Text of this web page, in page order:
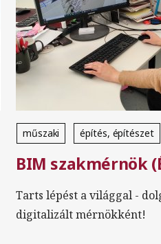
műszaki építés, építészet
Szakirányú továbbképzés
BIM szakmérnök
Tarts lépést a világgal -
digitalizált mérnökként!